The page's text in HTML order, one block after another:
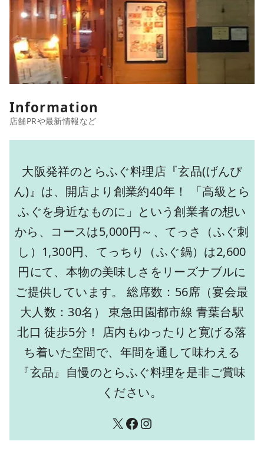
Information
大阪発祥のとらふぐ料理店『玄品(げんぴ
ん)』は、開店より創業約40年！ 「高級とら
ふぐを身近なものに」という創業者の想い
から、コースは5,000円～、てっさ（ふぐ刺
し）1,300円、てっちり（ふぐ鍋）は2,600
円にて、本物の美味しさをリーズナブルに
ご提供しています。 総席数：56席（宴会最
大人数：30名） 東急田園都市線 青葉台駅
北口 徒歩5分！ 店内もゆったりと寛げる落
ち着いた空間で、年間を通して味わえる
『玄品』自慢のとらふぐ料理を是非ご賞味
ください。
X Facebook Instagram